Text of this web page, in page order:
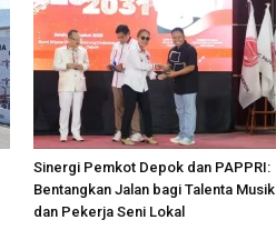
Sinergi Pemkot Depok dan PAPPRI:
Bentangkan Jalan bagi Talenta Musik
dan Pekerja Seni Lokal